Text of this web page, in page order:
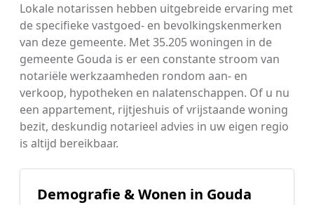
Lokale notarissen hebben uitgebreide ervaring met
de specifieke vastgoed- en bevolkingskenmerken
van deze gemeente. Met 35.205 woningen in de
gemeente Gouda is er een constante stroom van
notariële werkzaamheden rondom aan- en
verkoop, hypotheken en nalatenschappen. Of u nu
een appartement, rijtjeshuis of vrijstaande woning
bezit, deskundig notarieel advies in uw eigen regio
is altijd bereikbaar.
Demografie & Wonen in Gouda